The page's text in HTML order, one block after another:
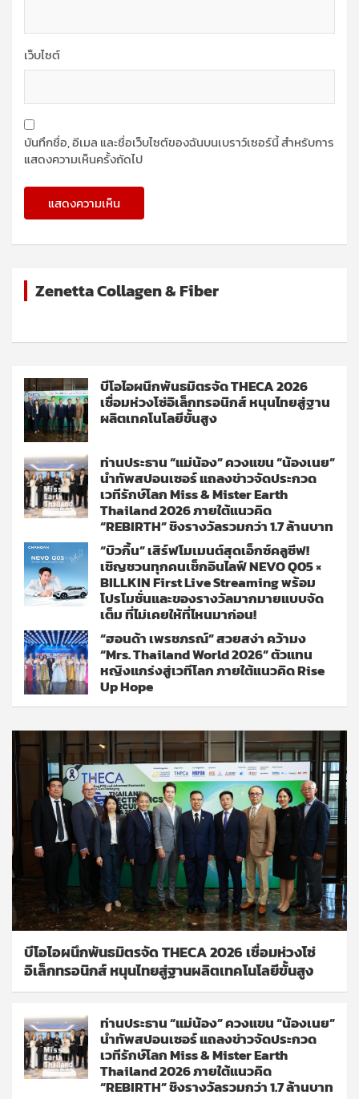
เว็บไซต์
บันทึกชื่อ, อีเมล และชื่อเว็บไซต์ของฉันบนเบราว์เซอร์นี้ สำหรับการ
แสดงความเห็นครั้งถัดไป
Zenetta Collagen & Fiber
บีโอไอผนึกพันธมิตรจัด THECA 2026
เชื่อมห่วงโซ่อิเล็กทรอนิกส์ หนุนไทยสู่ฐาน
ผลิตเทคโนโลยีขั้นสูง
ท่านประธาน “แม่น้อง” ควงแขน “น้องเนย”
นำทัพสปอนเซอร์ แถลงข่าวจัดประกวด
เวทีรักษ์โลก Miss & Mister Earth
Thailand 2026 ภายใต้แนวคิด
“REBIRTH” ชิงรางวัลรวมกว่า 1.7 ล้านบาท
“บิวกิ้น” เสิร์ฟโมเมนต์สุดเอ็กซ์คลูซีฟ!
เชิญชวนทุกคนเช็กอินไลฟ์ NEVO Q05 ×
BILLKIN First Live Streaming พร้อม
โปรโมชั่นและของรางวัลมากมายแบบจัด
เต็ม ที่ไม่เคยให้ที่ไหนมาก่อน!
“ฮอนด้า เพรชภรณ์” สวยสง่า คว้ามง
“Mrs. Thailand World 2026” ตัวแทน
หญิงแกร่งสู่เวทีโลก ภายใต้แนวคิด Rise
Up Hope
บีโอไอผนึกพันธมิตรจัด THECA 2026 เชื่อมห่วงโซ่
อิเล็กทรอนิกส์ หนุนไทยสู่ฐานผลิตเทคโนโลยีขั้นสูง
ท่านประธาน “แม่น้อง” ควงแขน “น้องเนย”
นำทัพสปอนเซอร์ แถลงข่าวจัดประกวด
เวทีรักษ์โลก Miss & Mister Earth
Thailand 2026 ภายใต้แนวคิด
“REBIRTH” ชิงรางวัลรวมกว่า 1.7 ล้านบาท